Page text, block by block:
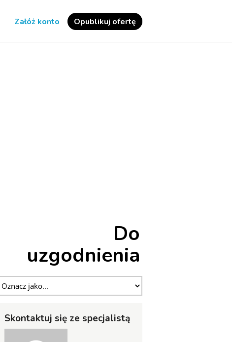
Załóż konto Opublikuj ofertę
Do
uzgodnienia
Skontaktuj się ze specjalistą